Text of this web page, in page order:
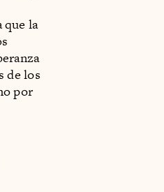
que la
de los
por